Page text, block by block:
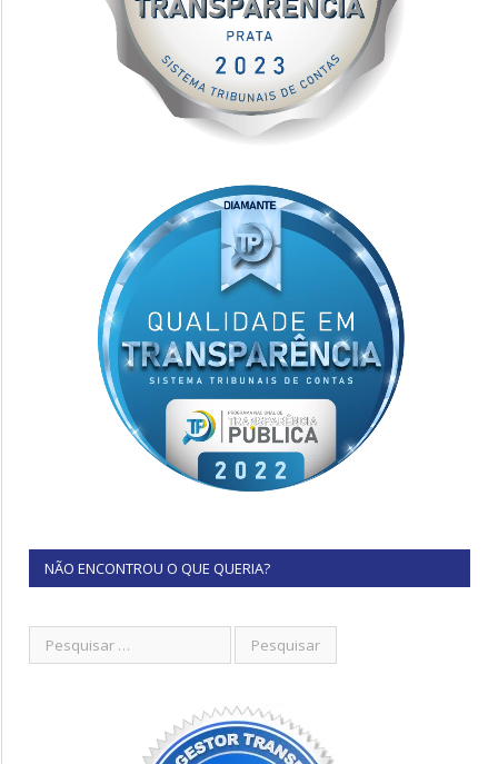
NÃO ENCONTROU O QUE QUERIA?